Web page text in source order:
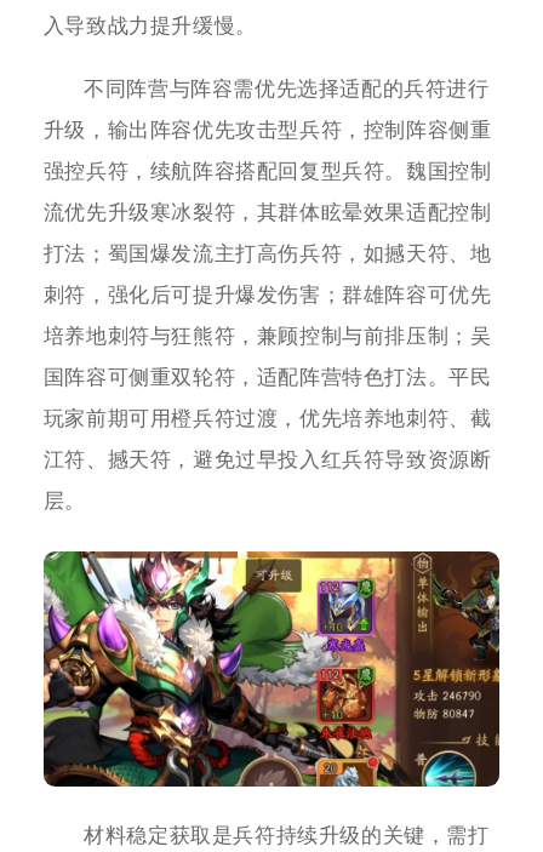
入导致战力提升缓慢。
不同阵营与阵容需优先选择适配的兵符进行
升级，输出阵容优先攻击型兵符，控制阵容侧重
强控兵符，续航阵容搭配回复型兵符。魏国控制
流优先升级寒冰裂符，其群体眩晕效果适配控制
打法；蜀国爆发流主打高伤兵符，如撼天符、地
刺符，强化后可提升爆发伤害；群雄阵容可优先
培养地刺符与狂熊符，兼顾控制与前排压制；吴
国阵容可侧重双轮符，适配阵营特色打法。平民
玩家前期可用橙兵符过渡，优先培养地刺符、截
江符、撼天符，避免过早投入红兵符导致资源断
层。
材料稳定获取是兵符持续升级的关键，需打